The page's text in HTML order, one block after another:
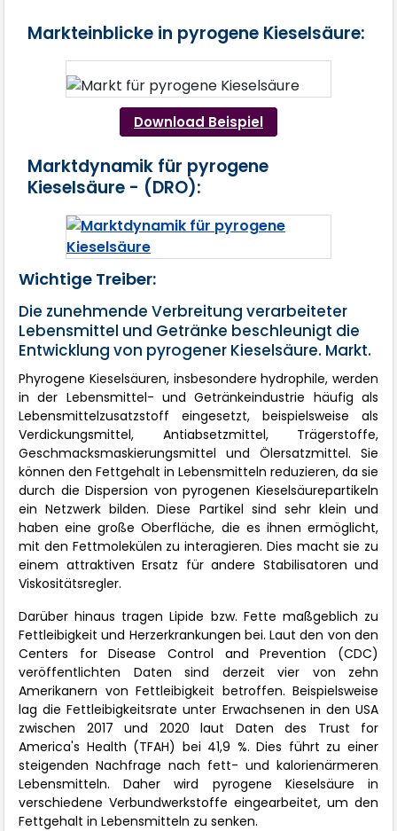
Markteinblicke in pyrogene Kieselsäure:
Download Beispiel
Marktdynamik für pyrogene
Kieselsäure - (DRO):
Wichtige Treiber:
Die zunehmende Verbreitung verarbeiteter
Lebensmittel und Getränke beschleunigt die
Entwicklung von pyrogener Kieselsäure. Markt.
Phyrogene Kieselsäuren, insbesondere hydrophile, werden
in der Lebensmittel- und Getränkeindustrie häufig als
Lebensmittelzusatzstoff eingesetzt, beispielsweise als
Verdickungsmittel, Antiabsetzmittel, Trägerstoffe,
Geschmacksmaskierungsmittel und Ölersatzmittel. Sie
können den Fettgehalt in Lebensmitteln reduzieren, da sie
durch die Dispersion von pyrogenen Kieselsäurepartikeln
ein Netzwerk bilden. Diese Partikel sind sehr klein und
haben eine große Oberfläche, die es ihnen ermöglicht,
mit den Fettmolekülen zu interagieren. Dies macht sie zu
einem attraktiven Ersatz für andere Stabilisatoren und
Viskositätsregler.
Darüber hinaus tragen Lipide bzw. Fette maßgeblich zu
Fettleibigkeit und Herzerkrankungen bei. Laut den von den
Centers for Disease Control and Prevention (CDC)
veröffentlichten Daten sind derzeit vier von zehn
Amerikanern von Fettleibigkeit betroffen. Beispielsweise
lag die Fettleibigkeitsrate unter Erwachsenen in den USA
zwischen 2017 und 2020 laut Daten des Trust for
America's Health (TFAH) bei 41,9 %. Dies führt zu einer
steigenden Nachfrage nach fett- und kalorienärmeren
Lebensmitteln. Daher wird pyrogene Kieselsäure in
verschiedene Verbundwerkstoffe eingearbeitet, um den
Fettgehalt in Lebensmitteln zu senken.